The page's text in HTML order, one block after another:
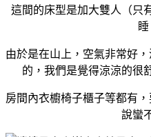
這間的床型是加大雙人（只
睡
由於是在山上，空氣非常好
的，我們是覺得涼涼的很
房間內衣櫥椅子櫃子等都有
說蠻